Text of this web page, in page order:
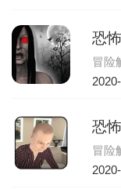
恐
冒险
恐
冒险